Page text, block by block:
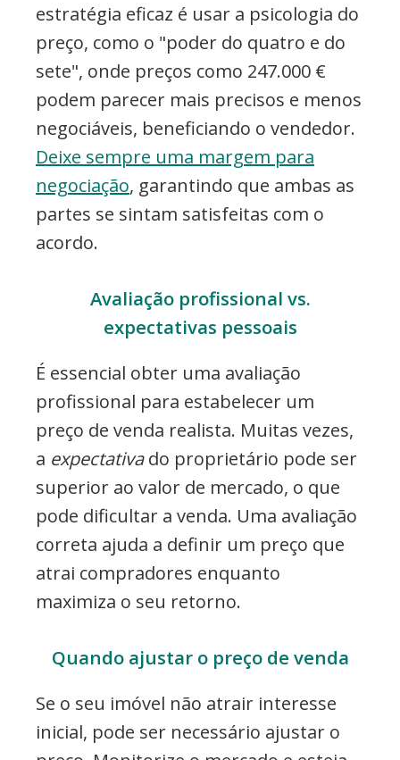
estratégia eficaz é usar a psicologia do
preço, como o "poder do quatro e do
sete", onde preços como 247.000 €
podem parecer mais precisos e menos
negociáveis, beneficiando o vendedor.
Deixe sempre uma margem para
negociação, garantindo que ambas as
partes se sintam satisfeitas com o
acordo.
Avaliação profissional vs.
expectativas pessoais
É essencial obter uma avaliação
profissional para estabelecer um
preço de venda realista. Muitas vezes,
a expectativado proprietário pode ser
superior ao valor de mercado, o que
pode dificultar a venda. Uma avaliação
correta ajuda a definir um preço que
atrai compradores enquanto
maximiza o seu retorno.
Quando ajustar o preço de venda
Se o seu imóvel não atrair interesse
inicial, pode ser necessário ajustar o